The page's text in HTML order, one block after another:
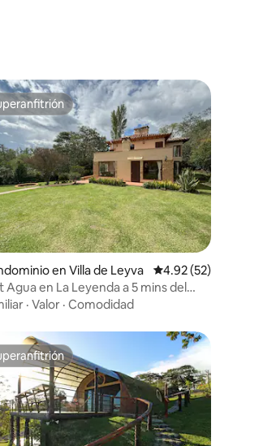
5 de 5; 86 evaluaciones
en Villa de Leyva Calificación
4.92 (52)
Agua en La Leyenda a 5 mins del
· Valor · Comodidad